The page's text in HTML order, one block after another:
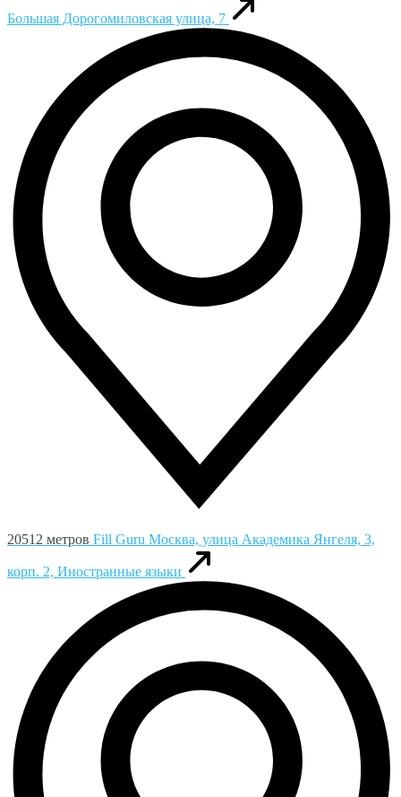
Большая Дорогомиловская улица, 7
20512 метров Fill Guru Москва, улица Академика Янгеля, 3,
корп. 2, Иностранные языки